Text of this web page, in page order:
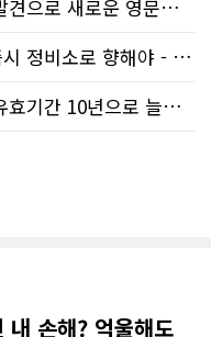
세계 최초로 문자와 숫자의 비밀 발견으로 새로운 영문법을 발명한 임성빈..
자동차 배터리 경고등이 켜지면 즉시 정비소로 향해야 - 주행중 차량 갑..
캐나다 여권 갱신 시 유의 사항 - 유효기간 10년으로 늘어나 편리
내 손해? 억울해도